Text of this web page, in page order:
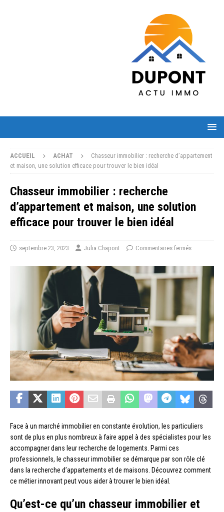
ACCUEIL ACHAT
Chasseur immobilier : recherche d’appartement
et maison, une solution efficace pour trouver le bien idéal
Chasseur immobilier : recherche
d’appartement et maison, une solution
efficace pour trouver le bien idéal
septembre 23, 2023 Julia Chapont Commentaires fermés
Face à un marché immobilier en constante évolution, les particuliers
sont de plus en plus nombreux à faire appel à des spécialistes pour les
accompagner dans leur recherche de logements. Parmi ces
professionnels, le chasseur immobilier se démarque par son rôle clé
dans la recherche d’appartements et de maisons. Découvrez comment
ce métier innovant peut vous aider à trouver le bien idéal.
Qu’est-ce qu’un chasseur immobilier et